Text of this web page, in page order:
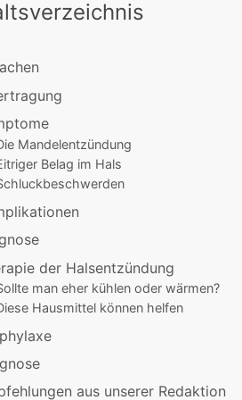
Mandelentzündung
Belag im Hals
der Halsentzündung
man eher kühlen oder wärmen?
Hausmittel können helfen
aus unserer Redaktion